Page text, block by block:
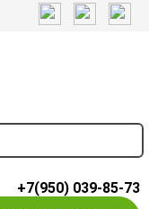
+7(950) 039-85-73